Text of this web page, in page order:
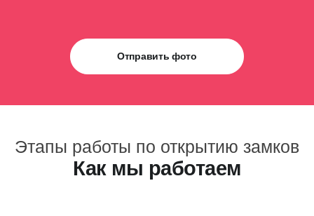
Отправить фото
Этапы работы по открытию замков
Как мы работаем